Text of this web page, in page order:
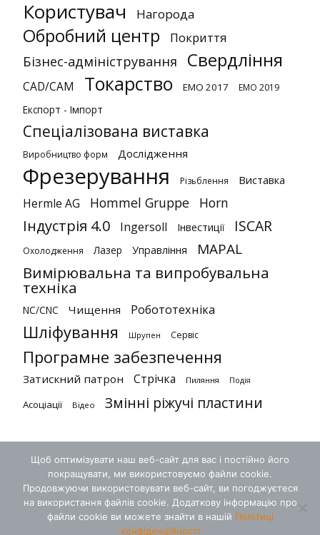
Користувач Нагорода
Обробний центр Покриття
Бізнес-адміністрування Свердління
CAD/CAM Токарство EMO 2017 EMO 2019
Експорт - Імпорт
Спеціалізована виставка
Виробництво форм Дослідження
Фрезерування Різьблення Виставка
Hermle AG Hommel Gruppe Horn
Індустрія 4.0 Ingersoll Інвестиції ISCAR
Охолодження Лазер Управління MAPAL
Вимірювальна та випробувальна
техніка
NC/CNC Чищення Робототехніка
Шліфування Шрупен Сервіс
Програмне забезпечення
Затискний патрон Стрічка Пиляння Подія
Асоціації Відео Змінні ріжучі пластини
Конфіденційність
Щоб оптимізувати наш веб-сайт для вас і постійно його
покращувати, ми використовуємо файли cookie.
Продовжуючи використовувати веб-сайт, ви погоджуєтеся
на використання файлів cookie. Додаткову інформацію про
файли cookie ви можете знайти в нашій Політиці
конфіденційності